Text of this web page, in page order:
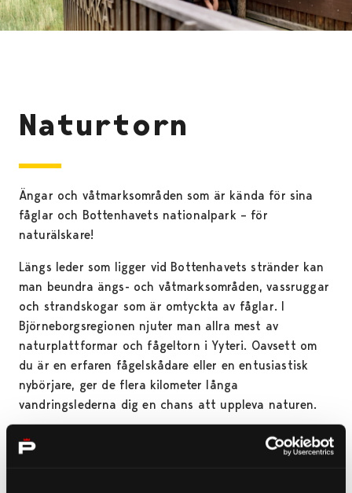
Naturtorn
Ängar och våtmarksområden som är kända för sina
fåglar och Bottenhavets nationalpark – för
naturälskare!
Längs leder som ligger vid Bottenhavets stränder kan
man beundra ängs- och våtmarksområden, vassruggar
och strandskogar som är omtyckta av fåglar. I
Björneborgsregionen njuter man allra mest av
naturplattformar och fågeltorn i Yyteri. Oavsett om
du är en erfaren fågelskådare eller en entusiastisk
nybörjare, ger de flera kilometer långa
vandringslederna dig en chans att uppleva naturen.
FÅGELSKÅDARENS SKATTKAMMARE